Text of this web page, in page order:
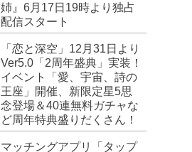
姉』6月17日19時より独占
配信スタート
「恋と深空」12月31日より
Ver5.0「2周年盛典」実装！
イベント「愛、宇宙、詩の
王座」開催、新限定星5思
念登場＆40連無料ガチャな
ど周年特典盛りだくさん！
マッチングアプリ「タップ